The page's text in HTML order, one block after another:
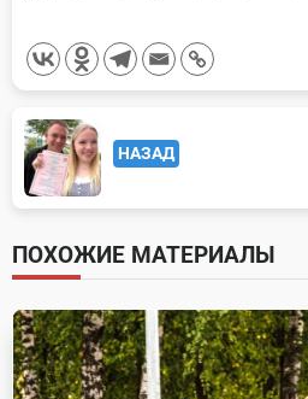
<span
class="nav-
subtitle
screen-
reader-
text">Page</span>
НАЗАД
ПОХОЖИЕ МАТЕРИАЛЫ